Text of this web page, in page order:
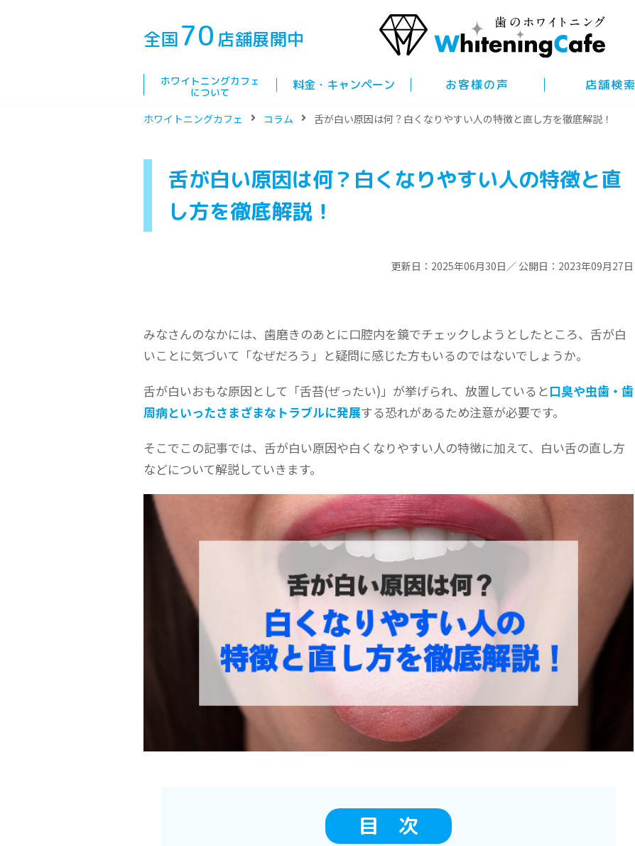
全国70 店舗展開中
ホワイトニングカフェ
について
料金・キャンペーン お客様の声 店舗検索
ホワイトニングカフェ コラム 舌が白い原因は何？白くなりやすい人の特徴と直し方を徹底解説！
舌が白い原因は何？白くなりやすい人の特徴と直
し方を徹底解説！
更新日：2025年06月30日／ 公開日：2023年09月27日
みなさんのなかには、歯磨きのあとに口腔内を鏡でチェックしようとしたところ、舌が白
いことに気づいて「なぜだろう」と疑問に感じた方もいるのではないでしょうか。
舌が白いおもな原因として「舌苔(ぜったい)」が挙げられ、放置していると口臭や虫歯・歯
周病といったさまざまなトラブルに発展する恐れがあるため注意が必要です。
そこでこの記事では、舌が白い原因や白くなりやすい人の特徴に加えて、白い舌の直し方
などについて解説していきます。
目 次